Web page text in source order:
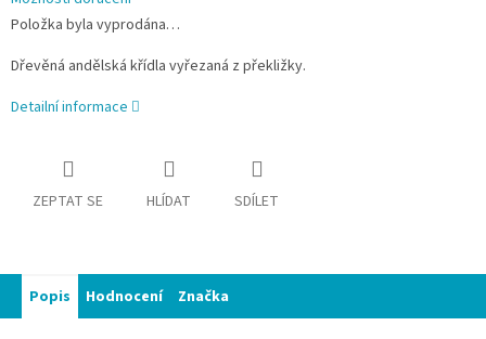
Položka byla vyprodána…
Dřevěná andělská křídla vyřezaná z překližky.
Detailní informace
ZEPTAT SE HLÍDAT SDÍLET
Popis Hodnocení Značka